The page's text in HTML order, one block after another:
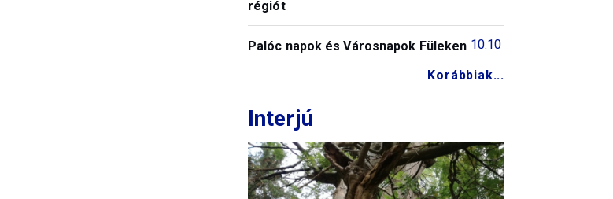
régiót
10:10
Palóc napok és Városnapok Füleken
Korábbiak...
Interjú